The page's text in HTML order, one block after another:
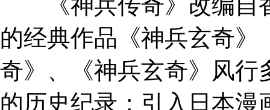
《神兵传奇》改编自
的经典作品《神兵玄奇
奇》、《神兵玄奇》风行
的历史纪录；引入日本